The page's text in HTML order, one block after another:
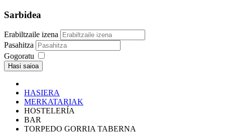
Sarbidea
Erabiltzaile izena
Pasahitza
Gogoratu
Hasi saioa
HASIERA
MERKATARIAK
HOSTELERÍA
BAR
TORPEDO GORRIA TABERNA